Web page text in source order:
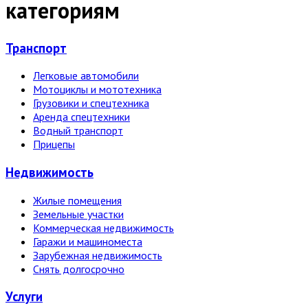
категориям
Транспорт
Легковые автомобили
Мотоциклы и мототехника
Грузовики и спецтехника
Аренда спецтехники
Водный транспорт
Прицепы
Недвижи­мость
Жилые помещения
Земельные участки
Коммерческая недвижимость
Гаражи и машиноместа
Зарубежная недвижимость
Снять долгосрочно
Услуги